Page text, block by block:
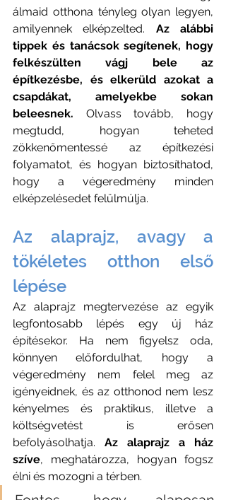
álmaid otthona tényleg olyan legyen,
amilyennek elképzelted. Az alábbi
tippek és tanácsok segítenek, hogy
felkészülten vágj bele az
építkezésbe, és elkerüld azokat a
csapdákat, amelyekbe sokan
beleesnek. Olvass tovább, hogy
megtudd, hogyan teheted
zökkenőmentessé az építkezési
folyamatot, és hogyan biztosíthatod,
hogy a végeredmény minden
elképzelésedet felülmúlja.
Az alaprajz, avagy a
tökéletes otthon első
lépése
Az alaprajz megtervezése az egyik
legfontosabb lépés egy új ház
építésekor. Ha nem figyelsz oda,
könnyen előfordulhat, hogy a
végeredmény nem felel meg az
igényeidnek, és az otthonod nem lesz
kényelmes és praktikus, illetve a
költségvetést is erősen
befolyásolhatja. Az alaprajz a ház
szíve, meghatározza, hogyan fogsz
élni és mozogni a térben.